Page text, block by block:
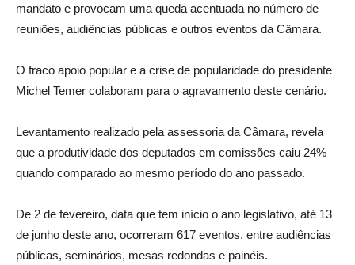
mandato e provocam uma queda acentuada no número de
reuniões, audiências públicas e outros eventos da Câmara.
O fraco apoio popular e a crise de popularidade do presidente
Michel Temer colaboram para o agravamento deste cenário.
Levantamento realizado pela assessoria da Câmara, revela
que a produtividade dos deputados em comissões caiu 24%
quando comparado ao mesmo período do ano passado.
De 2 de fevereiro, data que tem início o ano legislativo, até 13
de junho deste ano, ocorreram 617 eventos, entre audiências
públicas, seminários, mesas redondas e painéis.